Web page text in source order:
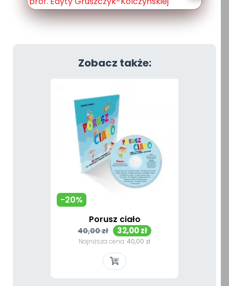
Zobacz także:
Porusz ciało
Cena
podstawowa
40,00 zł Cena
32,00 zł
Najniższa cena:40,00 zł
-20%